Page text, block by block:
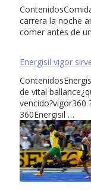
carrera la noche
comer antes de
Energisil vigor
de vital
vencido?vigor360
360Energisil …